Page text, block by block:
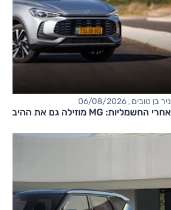
ניר בן טובים , 06/08/2026
אחרי החשמליות: MG מוזילה גם את ההיברידיות